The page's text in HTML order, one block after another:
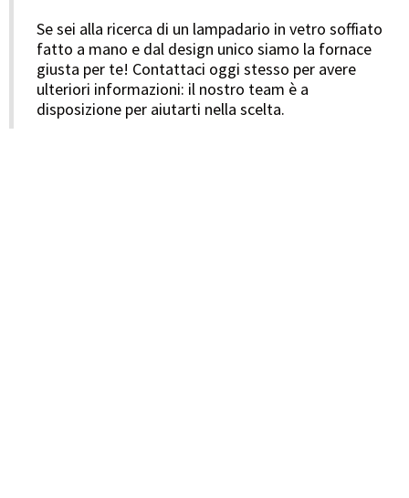
Se sei alla ricerca di un lampadario in vetro soffiato
fatto a mano e dal design unico siamo la fornace
giusta per te! Contattaci oggi stesso per avere
ulteriori informazioni: il nostro team è a
disposizione per aiutarti nella scelta.